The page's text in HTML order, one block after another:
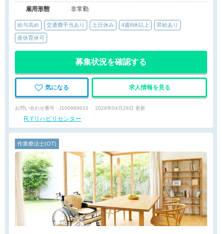
雇用形態
非常勤
給与高め 交通費手当あり 土日休み 4週8休以上 昇給あり
産休育休可
募集状況を確認する
気になる 求人情報を見る
お問い合わせ番号 : J100989633 2026年04月28日 更新
R.Yリハビリセンター
作業療法士(OT)